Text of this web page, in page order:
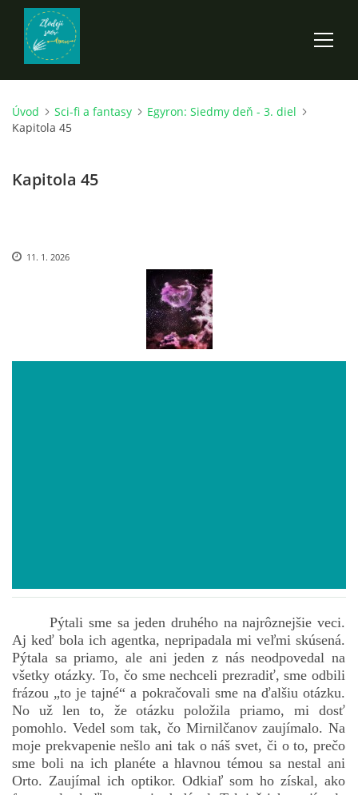
ÚVOD
EGYRON: SIEDMY DEŇ - 3. DIEL
TARA
VÍLA NA BRONZOVEJ ULICI
VLČÍ MOR
bludicka.cirezlo@gmail.com
Úvod Sci-fi a fantasy
Egyron: Siedmy deň - 3. diel
Kapitola 45
Kapitola 45
11. 1. 2026
Pýtali sme sa jeden druhého na najrôznejšie veci.
Aj keď bola ich agentka, nepripadala mi veľmi skúsená.
Pýtala sa priamo, ale ani jeden z nás neodpovedal na
všetky otázky. To, čo sme nechceli prezradiť, sme odbili
frázou „to je tajné“ a pokračovali sme na ďalšiu otázku.
No už len to, že otázku položila priamo, mi dosť
pomohlo. Vedel som tak, čo Mirnilčanov zaujímalo. Na
moje prekvapenie nešlo ani tak o náš svet, či o to, prečo
sme boli na ich planéte a hlavnou témou sa nestal ani
Orto. Zaujímal ich optikor. Odkiaľ som ho získal, ako